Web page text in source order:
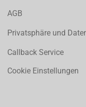
AGB
Privatsphäre und
Callback Service
Cookie Einstellungen